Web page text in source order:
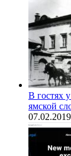
В гостях
ямской
07.02.2019